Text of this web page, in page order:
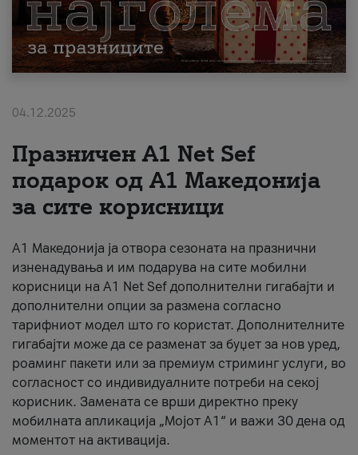
Приватни Деловни
Поддршка
Надополни кредит
За нас
#ПодобарОнлајн
04.12.2025
Празничен A1 Net Sеf
подарок од А1 Македонија
за сите корисници
А1 Македонија ја отвора сезоната на празнични
изненадувања и им подарува на сите мобилни
корисници на A1 Net Sef дополнителни гигабајти и
дополнителни опции за размена согласно
тарифниот модел што го користат. Дополнителните
гигабајти може да се разменат за буџет за нов уред,
роаминг пакети или за премиум стриминг услуги, во
согласност со индивидуалните потреби на секој
корисник. Замената се врши директно преку
мобилната апликација „Мојот А1“ и важи 30 дена од
моментот на активација.